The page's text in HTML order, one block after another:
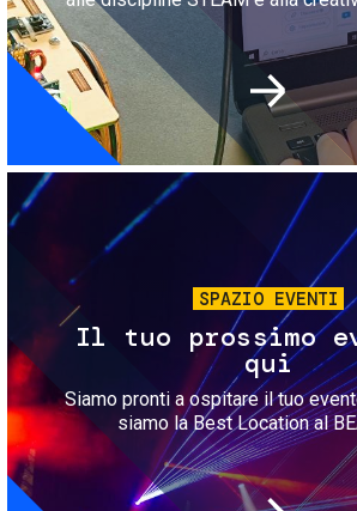
Immagine
SPAZIO EVENTI
Il tuo prossimo
qui
Siamo pronti a ospitare il tuo
siamo la Best Location al